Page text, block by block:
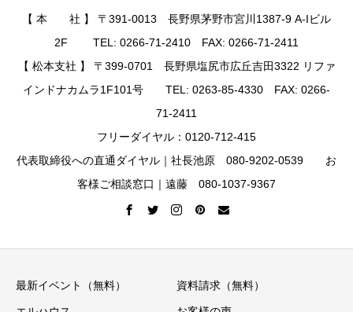
【 本 社 】 〒391-0013 長野県茅野市宮川1387-9 A-Iビル
2F TEL: 0266-71-2410 FAX: 0266-71-2411
【 松本支社 】 〒399-0701 長野県塩尻市広丘吉田3322 リファ
インドナカムラ1F101号 TEL: 0263-85-4330 FAX: 0266-
71-2411
フリーダイヤル：0120-712-415
代表取締役への直通ダイヤル｜社長池原 080-9202-0539 お
客様ご相談窓口｜遠藤 080-1037-9367
最新イベント（無料） 資料請求（無料）